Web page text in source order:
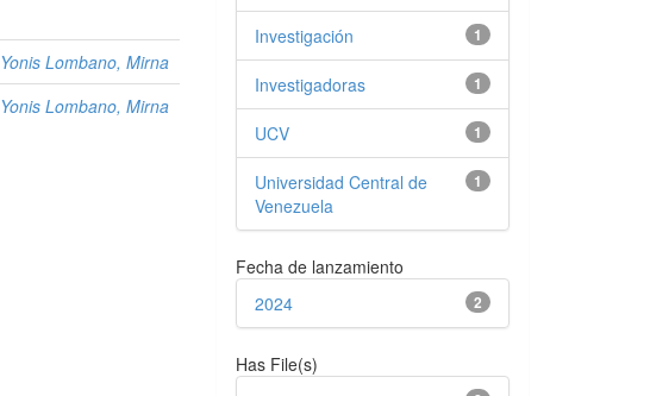
Yonis Lombano, Mirna
Yonis Lombano, Mirna
1
Investigación
1
Investigadoras
1
UCV
1
Universidad Central de
Venezuela
Fecha de lanzamiento
2
2024
Has File(s)